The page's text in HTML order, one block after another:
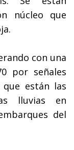
núcleo que
con una
por señales
están las
lluvias en
del